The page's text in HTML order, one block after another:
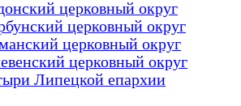
церковный округ
церковный округ
церковный округ
церковный округ
Липецкой епархии